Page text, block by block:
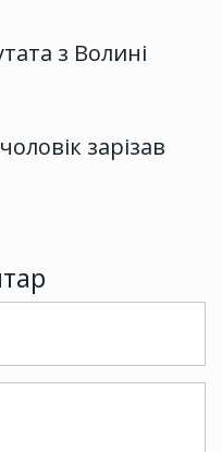
з Волині
зарізав